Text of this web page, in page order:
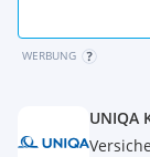
Down-
RDS-Radio
WERBUNG
UNIQA